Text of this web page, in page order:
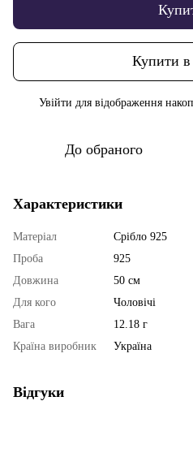
Купити в
Увійти для відображення
До обраного
Характеристики
Матеріал
Срібло 925
Проба
925
Довжина
50 см
Для кого
Чоловічі
Вага
12.18 г
Країна виробник
Україна
Відгуки